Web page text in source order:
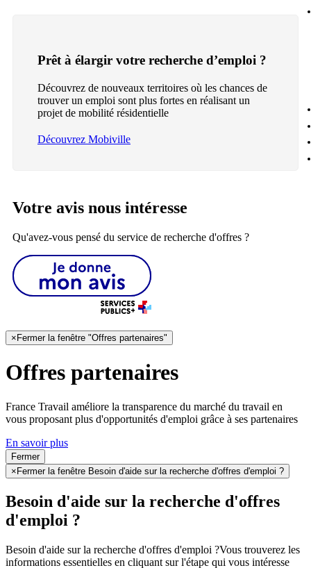
Prêt à élargir votre recherche d’emploi ?
Découvrez de nouveaux territoires où les chances de
trouver un emploi sont plus fortes en réalisant un
projet de mobilité résidentielle
Découvrez Mobiville
Votre avis nous intéresse
Qu'avez-vous pensé du service de recherche d'offres ?
× Fermer la fenêtre "Offres partenaires"
Offres partenaires
France Travail améliore la transparence du marché du travail en
vous proposant plus d'opportunités d'emploi grâce à ses partenaires
En savoir plus
Fermer
× Fermer la fenêtre Besoin d'aide sur la recherche d'offres d'emploi ?
Besoin d'aide sur la recherche d'offres
d'emploi ?
Besoin d'aide sur la recherche d'offres d'emploi ?Vous trouverez les
informations essentielles en cliquant sur l'étape qui vous intéresse